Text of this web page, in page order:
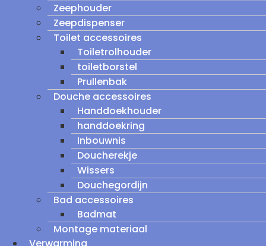
Zeephouder
Zeepdispenser
Toilet accessoires
Toiletrolhouder
toiletborstel
Prullenbak
Douche accessoires
Handdoekhouder
handdoekring
Inbouwnis
Doucherekje
Wissers
Douchegordijn
Bad accessoires
Badmat
Montage materiaal
Verwarming